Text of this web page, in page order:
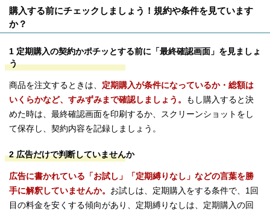
購入する前にチェックしましょう！規約や条件を見ています
か？
1 定期購入の契約かポチッとする前に「最終確認画面」を見ましょ
う
商品を注文するときは、 定期購入が条件になっているか・総額は
いくらかなど、すみずみまで確認しましょう。
もし購入すると決
めた時は、最終確認画面を印刷するか、スクリーンショットをし
て保存し、契約内容を記録しましょう。
2 広告だけで判断していませんか
広告に書かれている「お試し」「定期縛りなし」などの言葉を勝
手に解釈していませんか。 お試しは、定期購入をする条件で、1回
目の料金を安くする傾向があり、定期縛りなしは、定期購入の回